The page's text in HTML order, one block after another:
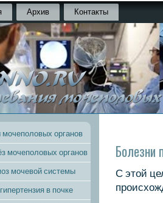
Архив Контакты
органов
мочеполовых органов
мочевой системы
в почке
Болезни
С этой